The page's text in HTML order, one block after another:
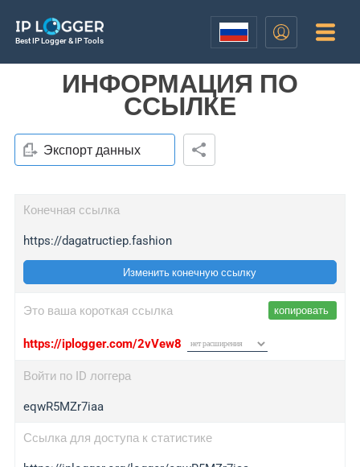
Best IP Logger & IP Tools
ИНФОРМАЦИЯ ПО
ССЫЛКЕ
Экспорт данных
Конечная ссылка
https://dagatructiep.fashion
Изменить конечную ссылку
Это ваша короткая ссылка копировать
https://iplogger.com/2vVew8
Войти по ID логгера
eqwR5MZr7iaa
Ссылка для доступа к статистике